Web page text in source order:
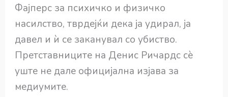
Фајперс за психичко и физичко
насилство, тврдејќи дека ја удирал, ја
давел и ѝ се заканувал со убиство.
Претставниците на Денис Ричардс сè
уште не дале официјална изјава за
медиумите.